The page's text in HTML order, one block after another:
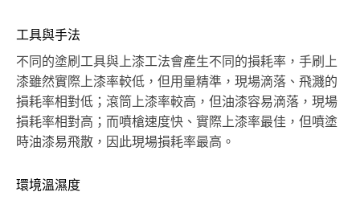
工具與手法
不同的塗刷工具與上漆工法會產生不同的損耗率，手刷上
漆雖然實際上漆率較低，但用量精準，現場滴落、飛濺的
損耗率相對低；滾筒上漆率較高，但油漆容易滴落，現場
損耗率相對高；而噴槍速度快、實際上漆率最佳，但噴塗
時油漆易飛散，因此現場損耗率最高。
環境溫濕度